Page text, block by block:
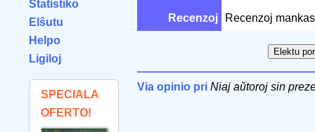
Statistiko
Elŝutu
Helpo
Ligiloj
SPECIALA
OFERTO!
Recenzoj Recenzoj
Via opinio pri Niaj aŭtoroj sin